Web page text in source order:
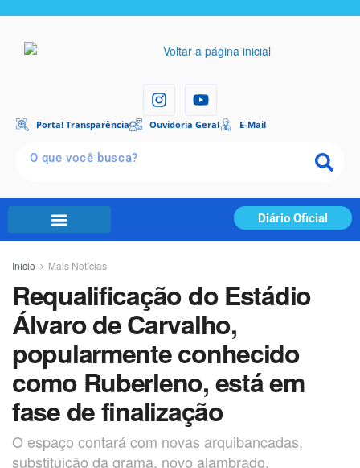
Portal Transparência Ouvidoria Geral E-Mail
Diário Oficial
Início Mais Notícias
Requalificação do Estádio
Álvaro de Carvalho,
popularmente conhecido
como Ruberleno, está em
fase de finalização
O espaço contará com novas arquibancadas,
substituição da grama, novo alambrado,